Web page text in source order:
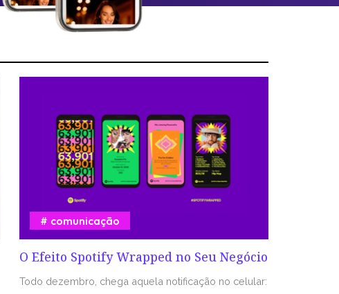
O Efeito Spotify Wrapped no Seu Negócio
comunicação
Todo dezembro, chega aquela notificação no celular: